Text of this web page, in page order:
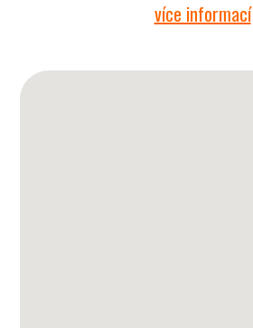
více informací